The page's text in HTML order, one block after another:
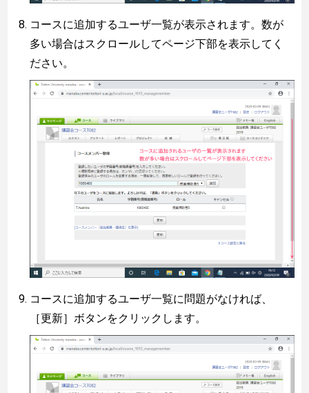
コースに追加するユーザ一覧が表示されます。数が
多い場合はスクロールしてページ下部を表示してく
ださい。
コースに追加するユーザ一覧に問題がなければ、
［更新］ボタンをクリックします。